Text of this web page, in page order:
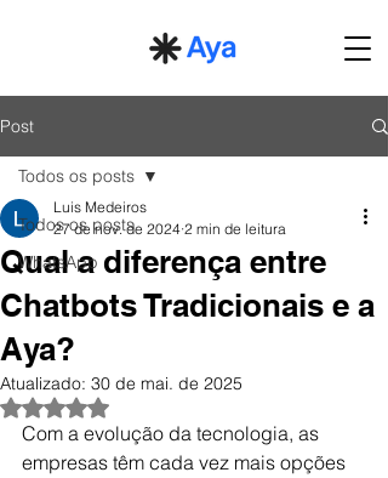
Post
Todos os posts
WhatsApp
Todos os posts
Qual a diferença entre
Chatbots Tradicionais e a
Aya?
Luis Medeiros
27 de nov. de 2024 2 min de leitura
Atualizado: 30 de mai. de 2025
Avaliado com NaN de 5 estrelas.
Com a evolução da tecnologia, as
empresas têm cada vez mais opções